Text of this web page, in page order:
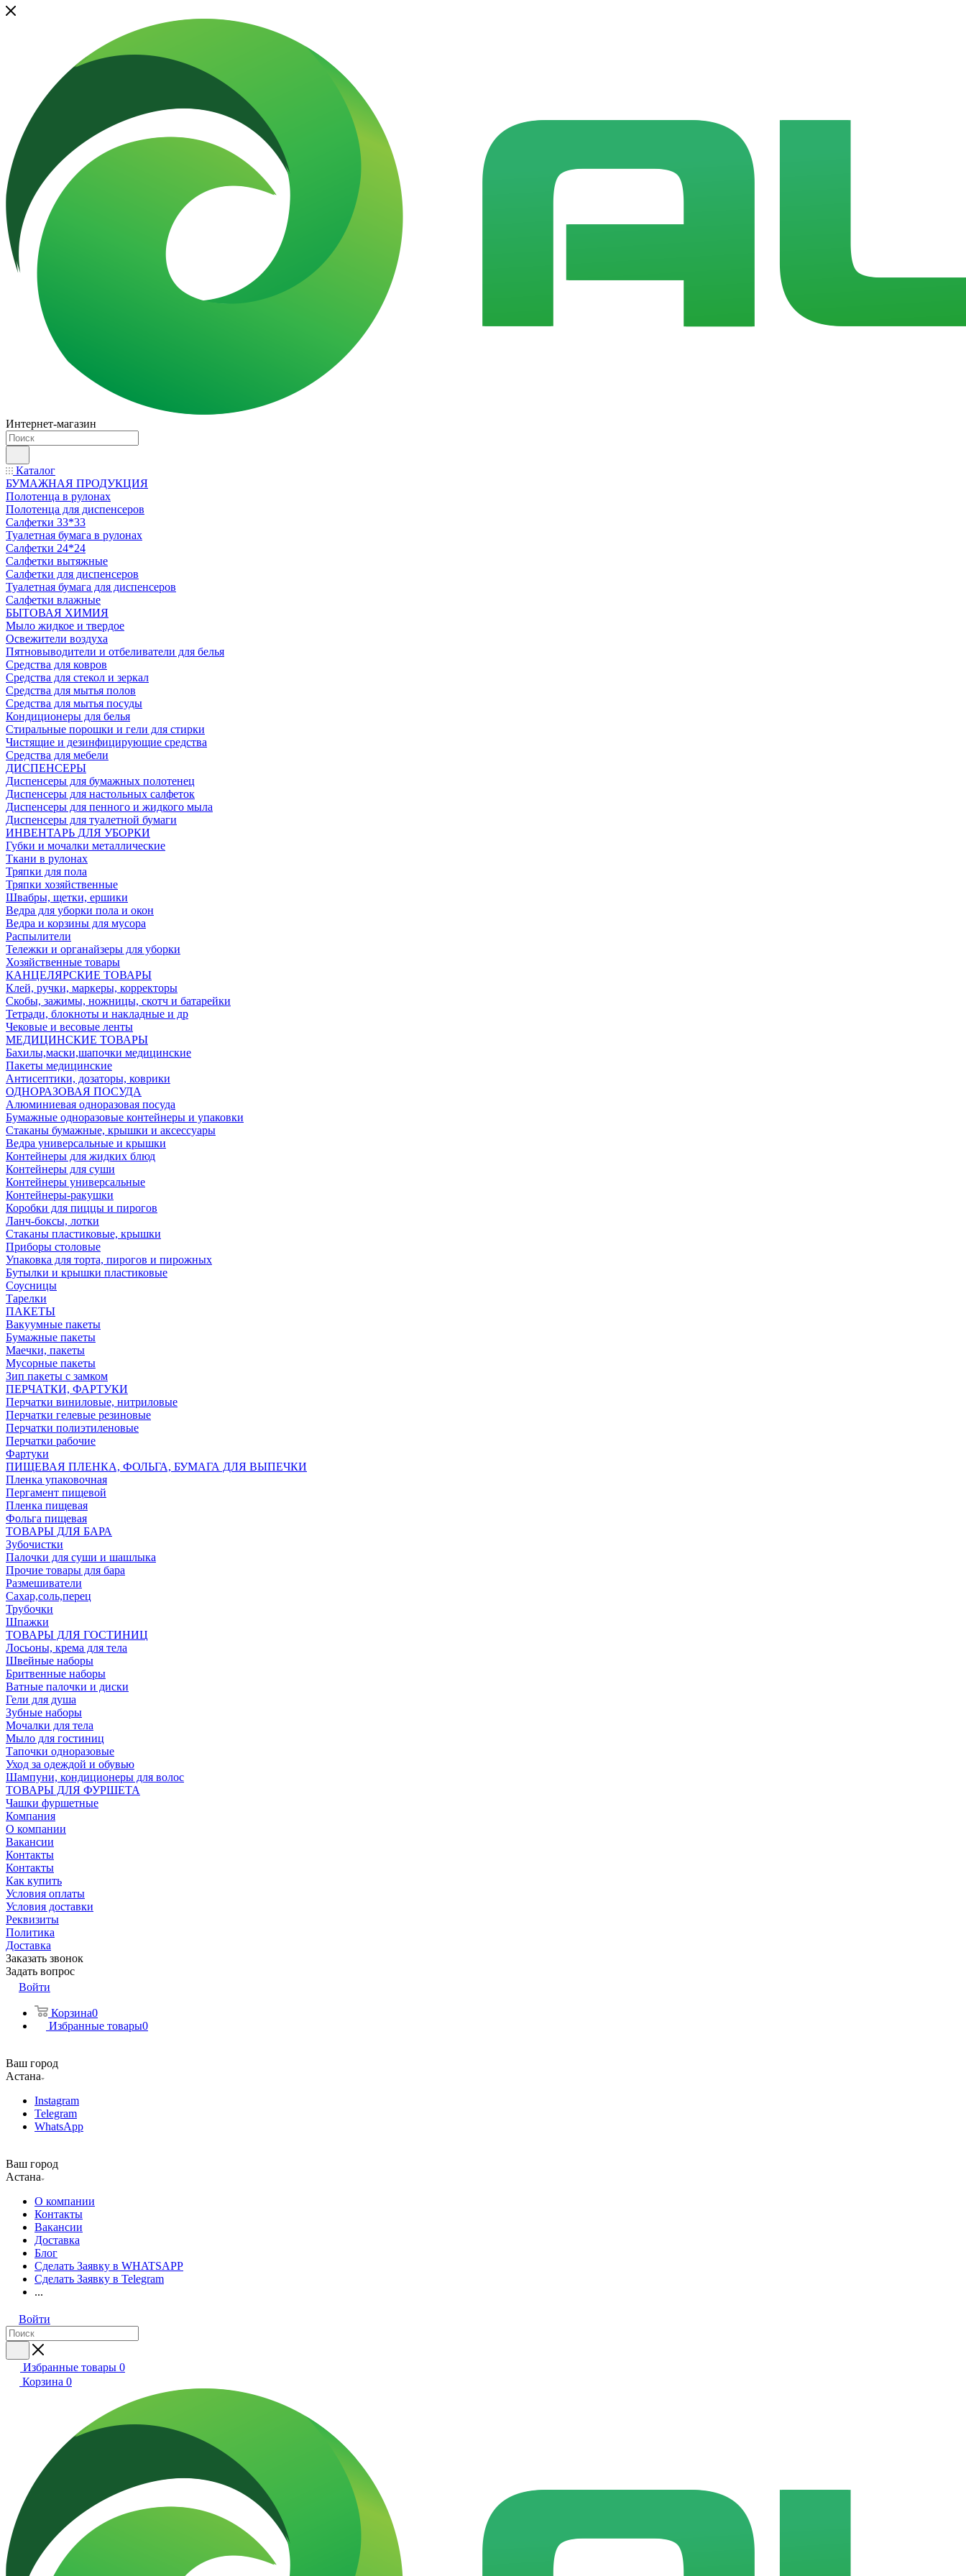
Интернет-магазин
Каталог
БУМАЖНАЯ ПРОДУКЦИЯ
Полотенца в рулонах
Полотенца для диспенсеров
Салфетки 33*33
Туалетная бумага в рулонах
Салфетки 24*24
Салфетки вытяжные
Салфетки для диспенсеров
Туалетная бумага для диспенсеров
Салфетки влажные
БЫТОВАЯ ХИМИЯ
Мыло жидкое и твердое
Освежители воздуха
Пятновыводители и отбеливатели для белья
Средства для ковров
Средства для стекол и зеркал
Средства для мытья полов
Средства для мытья посуды
Кондиционеры для белья
Стиральные порошки и гели для стирки
Чистящие и дезинфицирующие средства
Средства для мебели
ДИСПЕНСЕРЫ
Диспенсеры для бумажных полотенец
Диспенсеры для настольных салфеток
Диспенсеры для пенного и жидкого мыла
Диспенсеры для туалетной бумаги
ИНВЕНТАРЬ ДЛЯ УБОРКИ
Губки и мочалки металлические
Ткани в рулонах
Тряпки для пола
Тряпки хозяйственные
Швабры, щетки, ершики
Ведра для уборки пола и окон
Ведра и корзины для мусора
Распылители
Тележки и органайзеры для уборки
Хозяйственные товары
КАНЦЕЛЯРСКИЕ ТОВАРЫ
Клей, ручки, маркеры, корректоры
Скобы, зажимы, ножницы, скотч и батарейки
Тетради, блокноты и накладные и др
Чековые и весовые ленты
МЕДИЦИНСКИЕ ТОВАРЫ
Бахилы,маски,шапочки медицинские
Пакеты медицинские
Антисептики, дозаторы, коврики
ОДНОРАЗОВАЯ ПОСУДА
Алюминиевая одноразовая посуда
Бумажные одноразовые контейнеры и упаковки
Стаканы бумажные, крышки и аксессуары
Ведра универсальные и крышки
Контейнеры для жидких блюд
Контейнеры для суши
Контейнеры универсальные
Контейнеры-ракушки
Коробки для пиццы и пирогов
Ланч-боксы, лотки
Стаканы пластиковые, крышки
Приборы столовые
Упаковка для торта, пирогов и пирожных
Бутылки и крышки пластиковые
Соусницы
Тарелки
ПАКЕТЫ
Вакуумные пакеты
Бумажные пакеты
Маечки, пакеты
Мусорные пакеты
Зип пакеты с замком
ПЕРЧАТКИ, ФАРТУКИ
Перчатки виниловые, нитриловые
Перчатки гелевые резиновые
Перчатки полиэтиленовые
Перчатки рабочие
Фартуки
ПИЩЕВАЯ ПЛЕНКА, ФОЛЬГА, БУМАГА ДЛЯ ВЫПЕЧКИ
Пленка упаковочная
Пергамент пищевой
Пленка пищевая
Фольга пищевая
ТОВАРЫ ДЛЯ БАРА
Зубочистки
Палочки для суши и шашлыка
Прочие товары для бара
Размешиватели
Сахар,соль,перец
Трубочки
Шпажки
ТОВАРЫ ДЛЯ ГОСТИНИЦ
Лосьоны, крема для тела
Швейные наборы
Бритвенные наборы
Ватные палочки и диски
Гели для душа
Зубные наборы
Мочалки для тела
Мыло для гостиниц
Тапочки одноразовые
Уход за одеждой и обувью
Шампуни, кондиционеры для волос
ТОВАРЫ ДЛЯ ФУРШЕТА
Чашки фуршетные
Компания
О компании
Вакансии
Контакты
Контакты
Как купить
Условия оплаты
Условия доставки
Реквизиты
Политика
Доставка
Заказать звонок
Задать вопрос
Войти
Корзина0
Избранные товары0
Ваш город
Астана
Instagram
Telegram
WhatsApp
Ваш город
Астана
О компании
Контакты
Вакансии
Доставка
Блог
Сделать Заявку в WHATSAPP
Сделать Заявку в Telegram
...
Войти
Избранные товары 0
Корзина 0